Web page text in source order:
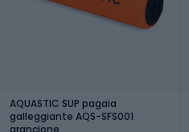
AQUASTIC SUP pagaia
galleggiante AQS-SFS001
arancione